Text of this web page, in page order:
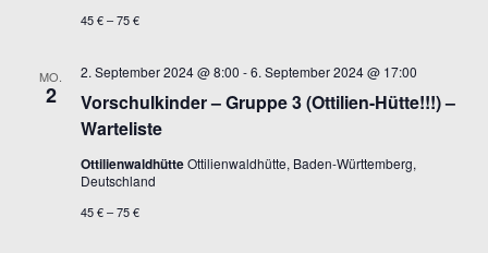
45 € – 75 €
MO.
2
Vorschulkinder – Gruppe 3 (Ottilien-Hütte!!!) –
Warteliste
2. September 2024 @ 8:00 -6. September 2024 @ 17:00
OttilienwaldhütteOttilienwaldhütte, Baden-Württemberg,
Deutschland
45 € – 75 €